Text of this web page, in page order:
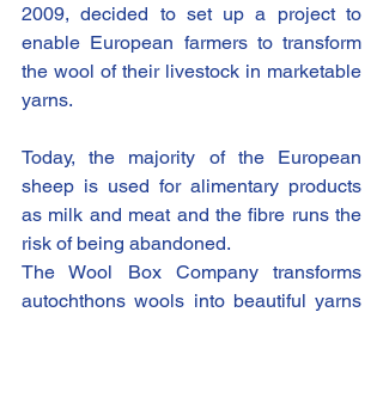
2009, decided to set up a project to
enable European farmers to transform
the wool of their livestock in marketable
yarns.
Today, the majority of the European
sheep is used for alimentary products
as milk and meat and the fibre runs the
risk of being abandoned.
The Wool Box Company transforms
autochthons wools into beautiful yarns